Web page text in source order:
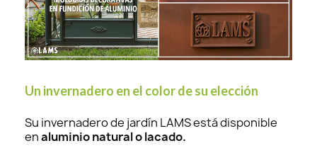
Un invernadero en el color de su elección
Su invernadero de jardín LAMS está disponible
enaluminio natural o lacado.